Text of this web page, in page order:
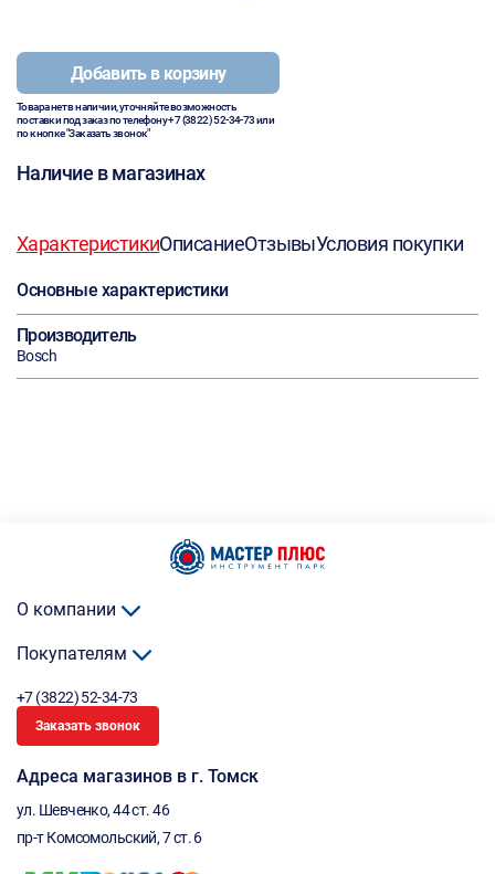
Добавить в корзину
Товара нет в наличии, уточняйте возможность
поставки под заказ по телефону+7 (3822) 52-34-73или
по кнопке "Заказать звонок"
Наличие в магазинах
ХарактеристикиОписаниеОтзывыУсловия покупки
Основные характеристики
Производитель
Bosch
О компании
Покупателям
+7 (3822) 52-34-73
Заказать звонок
Адреса магазинов в г. Томск
ул. Шевченко, 44 ст. 46
пр-т Комсомольский, 7 ст. 6